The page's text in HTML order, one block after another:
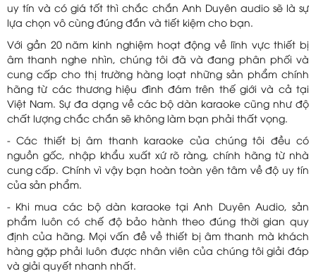
uy tín và có giá tốt thì chắc chắn Anh Duyên audio sẽ là sự
lựa chọn vô cùng đúng đắn và tiết kiệm cho bạn.
Với gần 20 năm kinh nghiệm hoạt động về lĩnh vực thiết bị
âm thanh nghe nhìn, chúng tôi đã và đang phân phối và
cung cấp cho thị trường hàng loạt những sản phẩm chính
hãng từ các thương hiệu đình đám trên thế giới và cả tại
Việt Nam. Sự đa dạng về các bộ dàn karaoke cũng như độ
chất lượng chắc chắn sẽ không làm bạn phải thất vọng.
- Các thiết bị âm thanh karaoke của chúng tôi đều có
nguồn gốc, nhập khẩu xuất xứ rõ ràng, chính hãng từ nhà
cung cấp. Chính vì vậy bạn hoàn toàn yên tâm về độ uy tín
của sản phẩm.
- Khi mua các bộ dàn karaoke tại Anh Duyên Audio, sản
phẩm luôn có chế độ bảo hành theo đúng thời gian quy
định của hãng. Mọi vấn đề về thiết bị âm thanh mà khách
hàng gặp phải luôn được nhân viên của chúng tôi giải đáp
và giải quyết nhanh nhất.